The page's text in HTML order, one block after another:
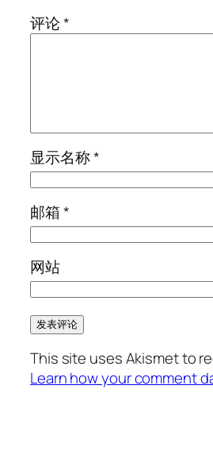
评论*
显示名称*
邮箱*
网站
This site uses Akismet to
Learn how your comment